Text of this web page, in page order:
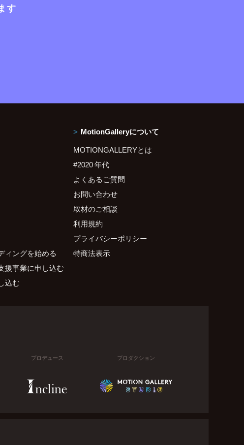
す
ィングを始める
援事業に申し込む
込む
MotionGalleryについて
MOTIONGALLERYとは
#2020 年代
よくあるご質問
お問い合わせ
取材のご相談
利用規約
プライバシーポリシー
特商法表示
プロデュース プロダクション